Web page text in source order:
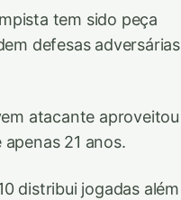
tem sido peça
defesas adversárias
atacante aproveitou
21 anos.
distribui jogadas além